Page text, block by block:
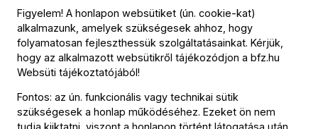
Székhely és számlázási cím:
1034 Budapest,
Selmeci utca 14–16.
Postacím:
1300 Budapest,
Jegyiroda címe:
1036 Budapest,
Figyelem! A honlapon websütiket (ún. cookie-kat)
alkalmazunk, amelyek szükségesek ahhoz, hogy
folyamatosan fejleszthessük szolgáltatásainkat. Kérjük,
hogy az alkalmazott websütikről tájékozódjon a bfz.hu
Websüti tájékoztatójából!
Fontos: az ún. funkcionális vagy technikai sütik
szükségesek a honlap működéséhez. Ezeket ön nem